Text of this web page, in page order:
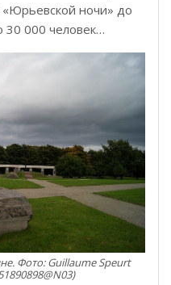
«Юрьевской ночи» до
30 000 человек…
Фото: Guillaume Speurt